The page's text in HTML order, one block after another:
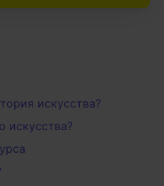
искусства?
искусства?